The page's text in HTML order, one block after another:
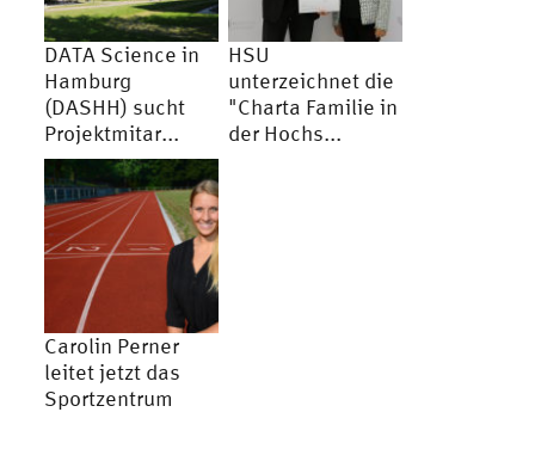
DATA Science in
Hamburg
(DASHH) sucht
Projektmitar...
HSU
unterzeichnet die
"Charta Familie in
der Hochs...
Carolin Perner
leitet jetzt das
Sportzentrum